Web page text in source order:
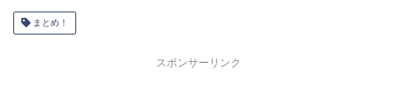
まとめ！
スポンサーリンク